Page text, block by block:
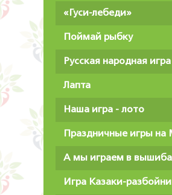
«Гуси-лебеди»
Поймай рыбку
Русская народная
Лапта
Наша игра - лото
Праздничные игры на
А мы играем в
Игра Казаки-